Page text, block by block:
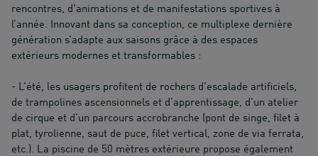
rencontres, d'animations et de manifestations sportives à
l’année. Innovant dans sa conception, ce multiplexe dernière
génération s’adapte aux saisons grâce à des espaces
extérieurs modernes et transformables :
- L’été, les usagers profitent de rochers d’escalade artificiels,
de trampolines ascensionnels et d’apprentissage, d’un atelier
de cirque et d’un parcours accrobranche (pont de singe, filet à
plat, tyrolienne, saut de puce, filet vertical, zone de via ferrata,
etc.). La piscine de 50 mètres extérieure propose également